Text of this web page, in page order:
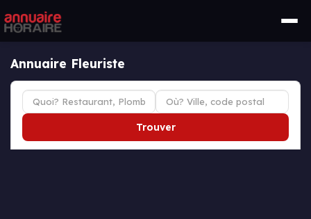
Annuaire Fleuriste
Trouver